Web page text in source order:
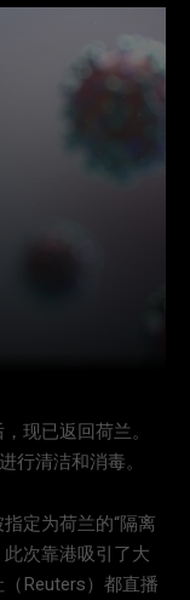
现已返回荷兰。
行清洁和消毒。
定为荷兰的“隔离
次靠港吸引了大
Reuters）都直播